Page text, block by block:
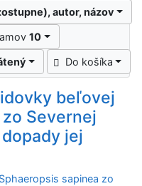
autor, názov
10
Do košíka
beľovej
Severnej
jej
sapinea zo